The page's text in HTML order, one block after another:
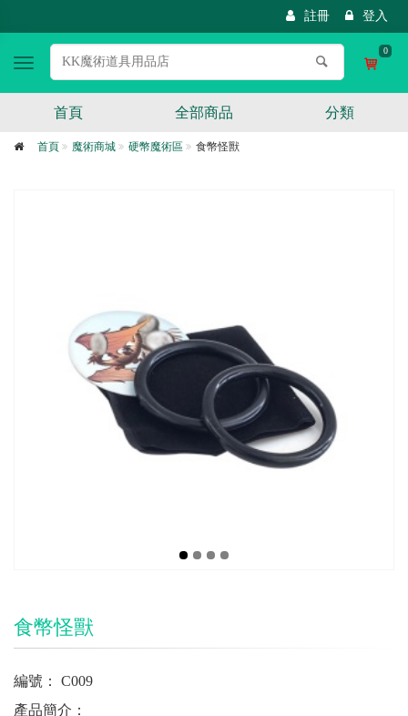
註冊 登入
0
首頁 全部商品 分類
首頁 魔術商城 硬幣魔術區 食幣怪獸
食幣怪獸
編號：
C009
產品簡介：
Toggle
navigation